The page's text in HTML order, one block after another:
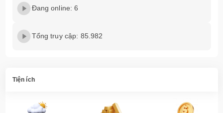
Đang online: 6
Tổng truy cập: 85.982
Tiện ích